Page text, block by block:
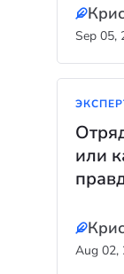
Sep 05,
или
Aug 02,